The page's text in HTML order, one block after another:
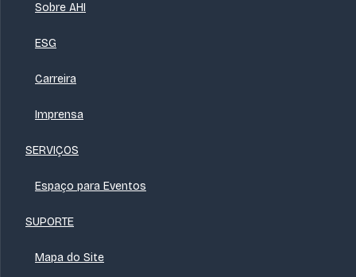
Sobre AHI
ESG
Carreira
Imprensa
SERVIÇOS
Espaço para Eventos
SUPORTE
Mapa do Site